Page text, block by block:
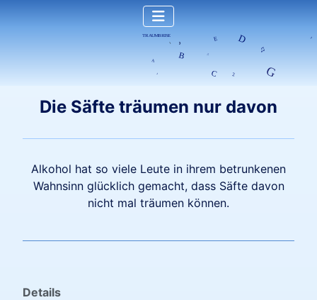
Die Säfte träumen nur davon
Alkohol hat so viele Leute in ihrem betrunkenen
Wahnsinn glücklich gemacht, dass Säfte davon
nicht mal träumen können.
Details